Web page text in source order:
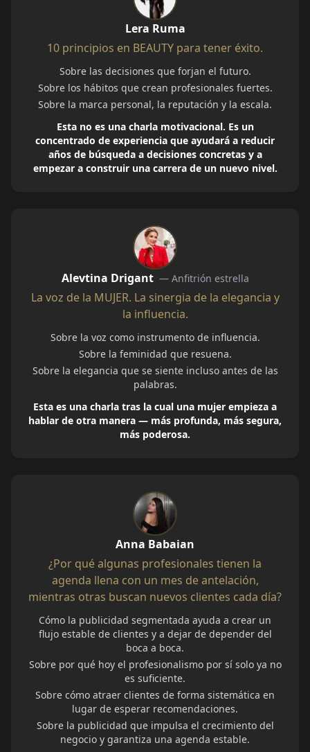
Lera Ruma
10 principios en BEAUTY para tener éxito.
Sobre las decisiones que forjan el futuro.
Sobre los hábitos que crean profesionales fuertes.
Sobre la marca personal, la reputación y la escala.
Esta no es una charla motivacional. Es un
concentrado de experiencia que ayudará a reducir
años de búsqueda a decisiones concretas y a
empezar a construir una carrera de un nuevo nivel.
Alevtina Drigant — Anfitrión estrella
La voz de la MUJER. La sinergia de la elegancia y
la influencia.
Sobre la voz como instrumento de influencia.
Sobre la feminidad que resuena.
Sobre la elegancia que se siente incluso antes de las
palabras.
Esta es una charla tras la cual una mujer empieza a
hablar de otra manera — más profunda, más segura,
más poderosa.
Anna Babaian
¿Por qué algunas profesionales tienen la
agenda llena con un mes de antelación,
mientras otras buscan nuevos clientes cada día?
Cómo la publicidad segmentada ayuda a crear un
flujo estable de clientes y a dejar de depender del
boca a boca.
Sobre por qué hoy el profesionalismo por sí solo ya no
es suficiente.
Sobre cómo atraer clientes de forma sistemática en
lugar de esperar recomendaciones.
Sobre la publicidad que impulsa el crecimiento del
negocio y garantiza una agenda estable.